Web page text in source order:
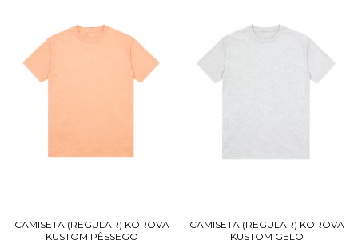
CAMISETA (REGULAR) KOROVA
KUSTOM PÊSSEGO
CAMISETA (REGULAR) KOROVA
KUSTOM GELO